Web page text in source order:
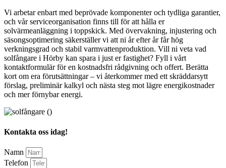
Vi arbetar enbart med beprövade komponenter och tydliga garantier,
och vår serviceorganisation finns till för att hålla er
solvärmeanläggning i toppskick. Med övervakning, injustering och
säsongsoptimering säkerställer vi att ni år efter år får hög
verkningsgrad och stabil varmvattenproduktion. Vill ni veta vad
solfångare i Hörby kan spara i just er fastighet? Fyll i vårt
kontaktformulär för en kostnadsfri rådgivning och offert. Berätta
kort om era förutsättningar – vi återkommer med ett skräddarsytt
förslag, preliminär kalkyl och nästa steg mot lägre energikostnader
och mer förnybar energi.
Kontakta oss idag!
Namn
Telefon